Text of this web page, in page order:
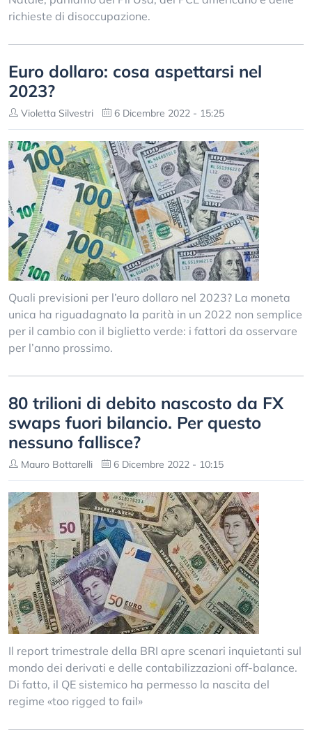
richieste di disoccupazione.
Euro dollaro: cosa aspettarsi nel
2023?
Violetta Silvestri 6 Dicembre 2022 - 15:25
Quali previsioni per l’euro dollaro nel 2023? La moneta
unica ha riguadagnato la parità in un 2022 non semplice
per il cambio con il biglietto verde: i fattori da osservare
per l’anno prossimo.
80 trilioni di debito nascosto da FX
swaps fuori bilancio. Per questo
nessuno fallisce?
Mauro Bottarelli 6 Dicembre 2022 - 10:15
Il report trimestrale della BRI apre scenari inquietanti sul
mondo dei derivati e delle contabilizzazioni off-balance.
Di fatto, il QE sistemico ha permesso la nascita del
regime «too rigged to fail»